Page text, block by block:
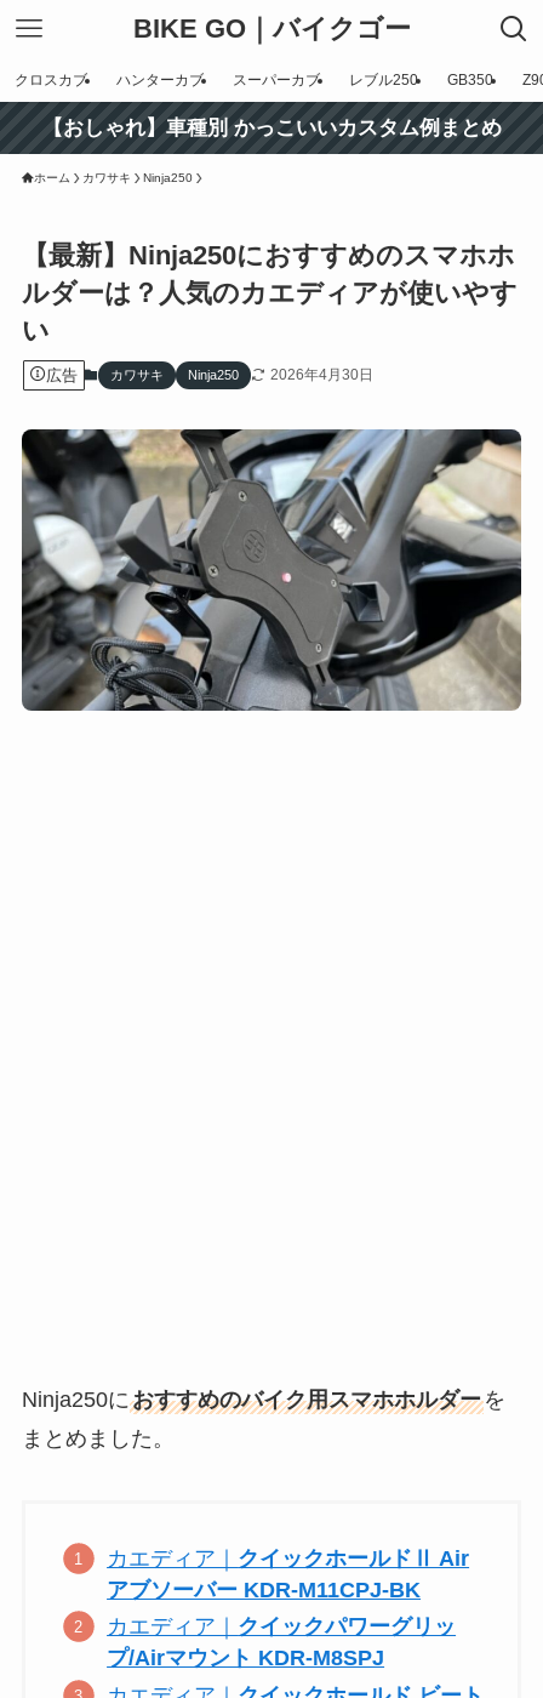
BIKE GO｜バイクゴー
クロスカブ ハンターカブ スーパーカブ レブル250 GB350
【おしゃれ】車種別 かっこいいカスタム例まとめ
ホーム カワサキ Ninja250
【最新】Ninja250におすすめのスマホホ
ルダーは？人気のカエディアが使いやす
い
広告 カワサキ Ninja250 2026年4月30日
Ninja250におすすめのバイク用スマホホルダーを
まとめました。
カエディア｜ クイックホールドⅡ Air
アブソーバー KDR-M11CPJ-BK
カエディア｜ クイックパワーグリッ
プ/Airマウント KDR-M8SPJ